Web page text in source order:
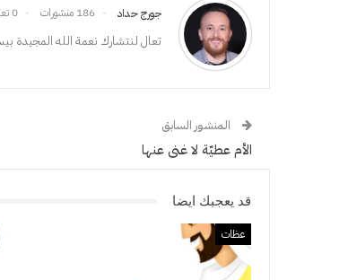
جورج حداد 186 منشورات 0 تعليقات
تعال لنتشارك نعمة الله المجيدة
المنشور السابق
الأم عطيّة لا غنى عنها
قد يعجبك ايضا
عظات